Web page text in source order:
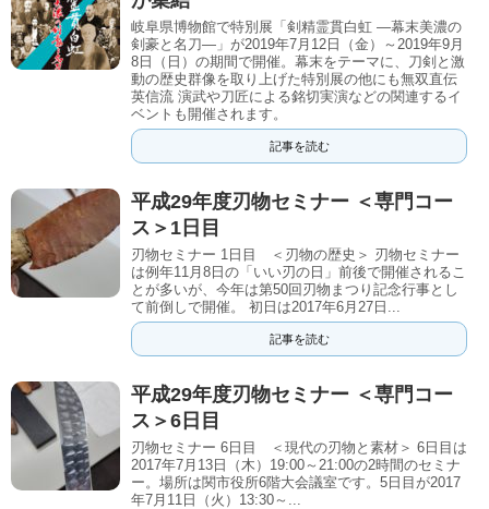
岐阜県博物館で特別展「剣精霊貫白虹 ―幕末美濃の
剣豪と名刀―」が2019年7月12日（金）～2019年9月
8日（日）の期間で開催。幕末をテーマに、刀剣と激
動の歴史群像を取り上げた特別展の他にも無双直伝
英信流 演武や刀匠による銘切実演などの関連するイ
ベントも開催されます。
記事を読む
平成29年度刃物セミナー ＜専門コー
ス＞1日目
刃物セミナー 1日目 ＜刃物の歴史＞ 刃物セミナー
は例年11月8日の「いい刃の日」前後で開催されるこ
とが多いが、今年は第50回刃物まつり記念行事とし
て前倒しで開催。 初日は2017年6月27日...
記事を読む
平成29年度刃物セミナー ＜専門コー
ス＞6日目
刃物セミナー 6日目 ＜現代の刃物と素材＞ 6日目は
2017年7月13日（木）19:00～21:00の2時間のセミナ
ー。場所は関市役所6階大会議室です。5日目が2017
年7月11日（火）13:30～...